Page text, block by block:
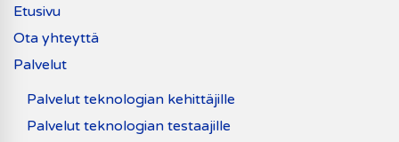
Etusivu
Ota yhteyttä
Palvelut
Palvelut teknologian kehittäjille
Palvelut teknologian testaajille